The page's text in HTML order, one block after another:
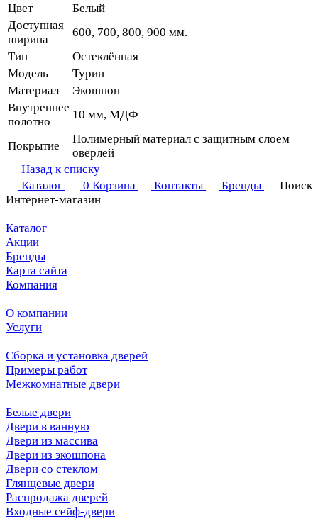
Цвет
Белый
Доступная
ширина
600, 700, 800, 900 мм.
Тип
Остеклённая
Модель
Турин
Материал
Экошпон
Внутреннее
полотно
10 мм, МДФ
Покрытие
Полимерный материал с защитным слоем
оверлей
Назад к списку
Каталог
0 Корзина Контакты Бренды
Поиск
Интернет-магазин
Каталог
Акции
Бренды
Карта сайта
Компания
О компании
Услуги
Сборка и установка дверей
Примеры работ
Межкомнатные двери
Белые двери
Двери в ванную
Двери из массива
Двери из экошпона
Двери со стеклом
Глянцевые двери
Распродажа дверей
Входные сейф-двери